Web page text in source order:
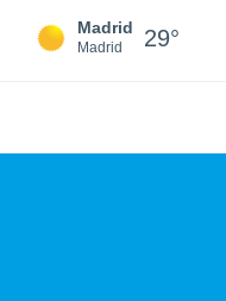
Madrid
Madrid 29°